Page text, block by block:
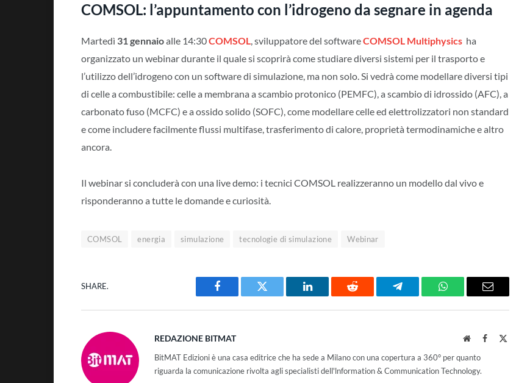
COMSOL: l’appuntamento con l’idrogeno da segnare in agenda
Martedì 31 gennaioalle 14:30COMSOL, sviluppatore del softwareCOMSOL Multiphysics ha
organizzato un webinar durante il quale si scoprirà come studiare diversi sistemi per il trasporto e
l’utilizzo dell’idrogeno con un software di simulazione, ma non solo. Si vedrà come modellare diversi tipi
di celle a combustibile: celle a membrana a scambio protonico (PEMFC), a scambio di idrossido (AFC), a
carbonato fuso (MCFC) e a ossido solido (SOFC), come modellare celle ed elettrolizzatori non standard
e come includere facilmente flussi multifase, trasferimento di calore, proprietà termodinamiche e altro
ancora.
Il webinar si concluderà con una live demo: i tecnici COMSOL realizzeranno un modello dal vivo e
risponderanno a tutte le domande e curiosità.
COMSOL energia simulazione tecnologie di simulazione Webinar
SHARE.
Facebook Twitter LinkedIn Reddit Telegram WhatsAppEmail
REDAZIONE BITMAT WebsiteFacebook
BitMAT Edizioni è una casa editrice che ha sede a Milano con una copertura a 360° per quanto
riguarda la comunicazione rivolta agli specialisti dell'lnformation & Communication Technology.